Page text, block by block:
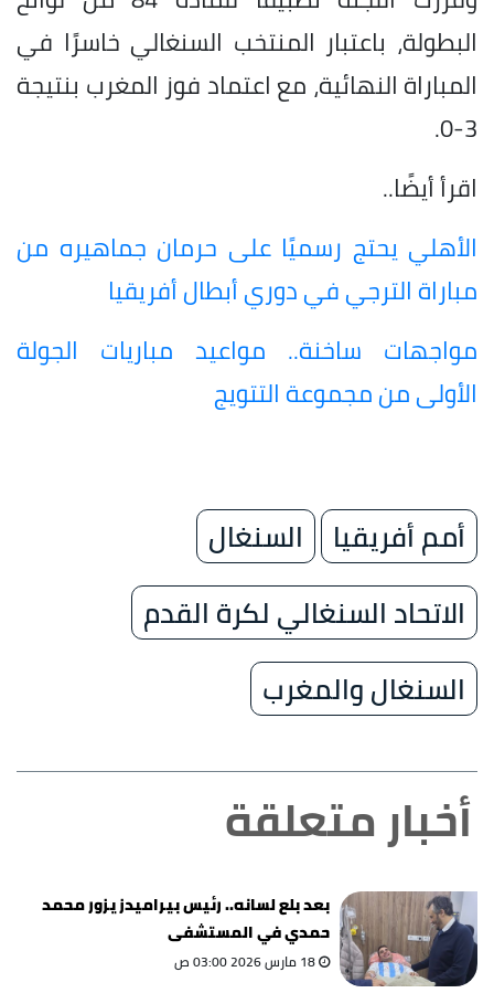
البطولة، باعتبار المنتخب السنغالي خاسرًا في
المباراة النهائية، مع اعتماد فوز المغرب بنتيجة
3-0.
اقرأ أيضًا..
الأهلي يحتج رسميًا على حرمان جماهيره من
مباراة الترجي في دوري أبطال أفريقيا
مواجهات ساخنة.. مواعيد مباريات الجولة
الأولى من مجموعة التتويج
أمم أفريقيا
السنغال
الاتحاد السنغالي لكرة القدم
السنغال والمغرب
أخبار متعلقة
بعد بلع لسانه.. رئيس بيراميدز يزور محمد
حمدي في المستشفى
18 مارس 2026 03:00 ص